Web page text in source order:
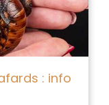
: info